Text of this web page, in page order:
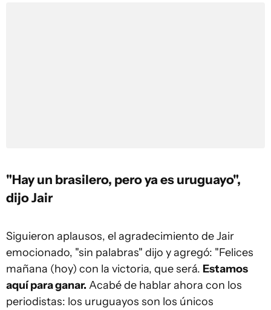
"Hay un brasilero, pero ya es uruguayo",
dijo Jair
Siguieron aplausos, el agradecimiento de Jair
emocionado, "sin palabras" dijo y agregó: "Felices
mañana (hoy) con la victoria, que será. Estamos
aquí para ganar. Acabé de hablar ahora con los
periodistas: los uruguayos son los únicos